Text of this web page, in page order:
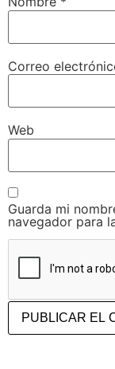
Correo
Web
Guarda mi
navegador para